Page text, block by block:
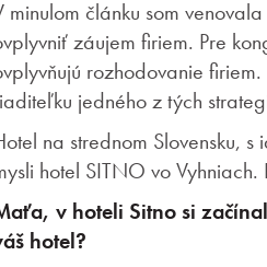
minulom článku som
záujem firiem. Pre
rozhodovanie
jedného z tých
na strednom Slovensku,
hotel SITNO vo
v hoteli Sitno si
hotel?